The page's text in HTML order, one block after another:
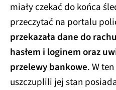
miały czekać do końca
przeczytać na portalu
przekazała dane do
hasłem i loginem oraz
przelewy bankowe. W
uszczuplili jej stan